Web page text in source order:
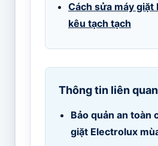
Cách sửa máy giặt
kêu tạch tạch
Thông tin liên quan
Bảo quản an toàn
giặt Electrolux